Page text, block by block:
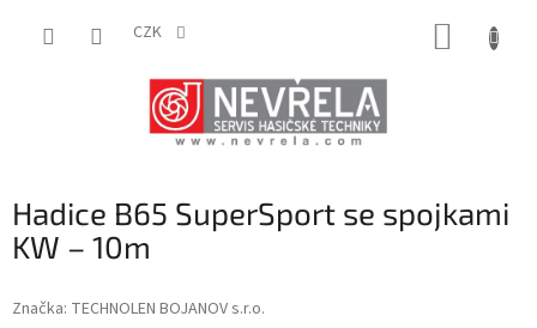
CZK
Hadice B65 SuperSport se spojkami
KW – 10m
Značka: TECHNOLEN BOJANOV s.r.o.